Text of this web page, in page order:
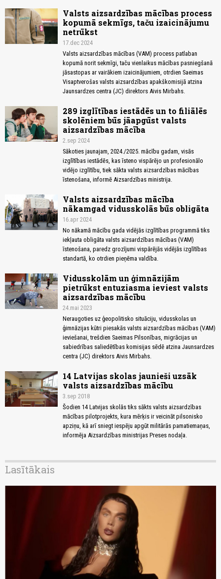
Valsts aizsardzības mācības process
kopumā sekmīgs, taču izaicinājumu
netrūkst
17.dec 2024
Valsts aizsardzības mācības (VAM) process patlaban
kopumā norit sekmīgi, taču vienlaikus mācības pasniegšanā
jāsastopas ar vairākiem izaicinājumiem, otrdien Saeimas
Visaptverošas valsts aizsardzības apakškomisijā atzina
Jaunsardzes centra (JC) direktors Aivis Mirbahs.
289 izglītības iestādēs un to filiālēs
skolēniem būs jāapgūst valsts
aizsardzības mācība
2.sep 2024
Sākoties jaunajam, 2024./2025. mācību gadam, visās
izglītības iestādēs, kas īsteno vispārējo un profesionālo
vidējo izglītību, tiek sākta valsts aizsardzības mācības
īstenošana, informē Aizsardzības ministrija.
Valsts aizsardzības mācība
nākamgad vidusskolās būs obligāta
16.apr 2024
No nākamā mācību gada vidējās izglītības programmā tiks
iekļauta obligāta valsts aizsardzības mācības (VAM)
īstenošana, paredz grozījumi vispārējās vidējās izglītības
standartā, ko otrdien pieņēma valdība.
Vidusskolām un ģimnāzijām
pietrūkst entuziasma ieviest valsts
aizsardzības mācību
24.mai 2023
Neraugoties uz ģeopolitisko situāciju, vidusskolas un
ģimnāzijas kūtri piesakās valsts aizsardzības mācības (VAM)
ieviešanai, trešdien Saeimas Pilsonības, migrācijas un
sabiedrības saliedētības komisijas sēdē atzina Jaunsardzes
centra (JC) direktors Aivis Mirbahs.
14 Latvijas skolas jaunieši uzsāk
valsts aizsardzības mācību
3.sep 2018
Šodien 14 Latvijas skolās tiks sākts valsts aizsardzības
mācības pilotprojekts, kura mērķis ir veicināt pilsonisko
apziņu, kā arī sniegt iespēju apgūt militārās pamatiemaņas,
informēja Aizsardzības ministrijas Preses nodaļa.
Lasītākais